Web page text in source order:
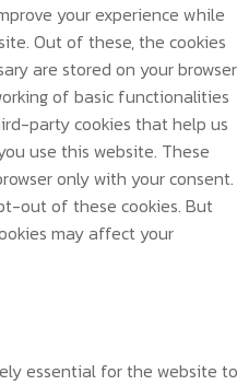
your experience while
Out of these, the cookies
are stored on your browser
of basic functionalities
party cookies that help us
use this website. These
only with your consent.
out of these cookies. But
may affect your
essential for the website to